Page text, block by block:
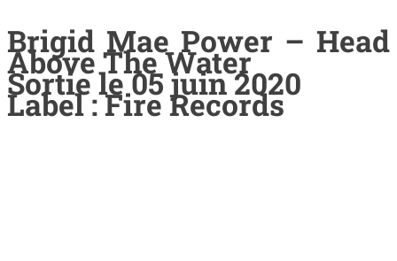
Brigid Mae Power – Head
Above The Water
Sortie le 05 juin 2020
Label : Fire Records